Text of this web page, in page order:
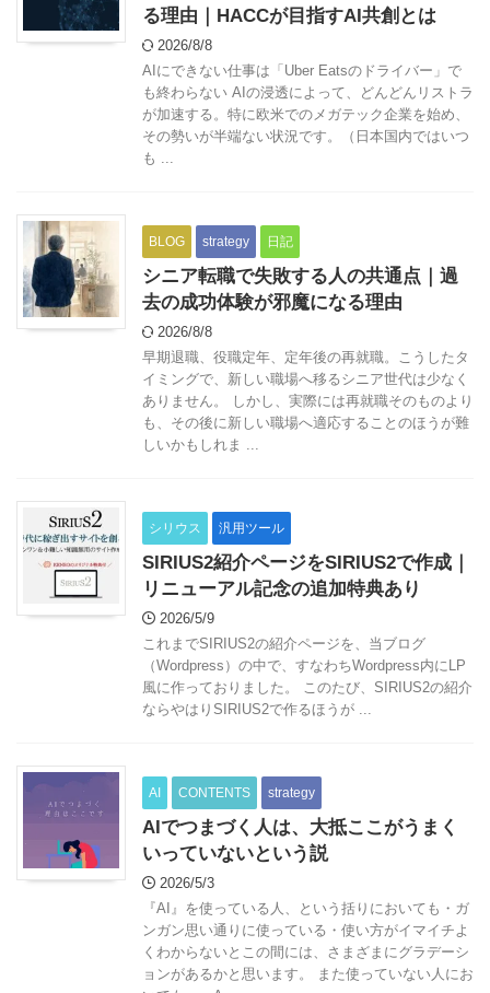
る理由｜HACCが目指すAI共創とは
2026/8/8
AIにできない仕事は「Uber Eatsのドライバー」で
も終わらない AIの浸透によって、どんどんリストラ
が加速する。特に欧米でのメガテック企業を始め、
その勢いが半端ない状況です。（日本国内ではいつ
も ...
BLOG strategy 日記
シニア転職で失敗する人の共通点｜過
去の成功体験が邪魔になる理由
2026/8/8
早期退職、役職定年、定年後の再就職。こうしたタ
イミングで、新しい職場へ移るシニア世代は少なく
ありません。 しかし、実際には再就職そのものより
も、その後に新しい職場へ適応することのほうが難
しいかもしれま ...
シリウス 汎用ツール
SIRIUS2紹介ページをSIRIUS2で作成｜
リニューアル記念の追加特典あり
2026/5/9
これまでSIRIUS2の紹介ページを、当ブログ
（Wordpress）の中で、すなわちWordpress内にLP
風に作っておりました。 このたび、SIRIUS2の紹介
ならやはりSIRIUS2で作るほうが ...
AI CONTENTS strategy
AIでつまづく人は、大抵ここがうまく
いっていないという説
2026/5/3
『AI』を使っている人、という括りにおいても・ガ
ンガン思い通りに使っている・使い方がイマイチよ
くわからないとこの間には、さまざまにグラデーシ
ョンがあるかと思います。 また使っていない人にお